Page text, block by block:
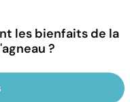
les bienfaits de la
?